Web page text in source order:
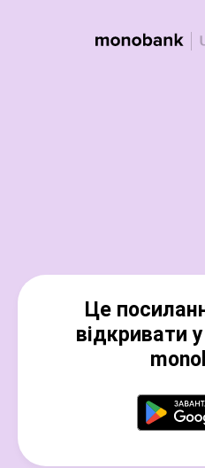
Це
відкривати